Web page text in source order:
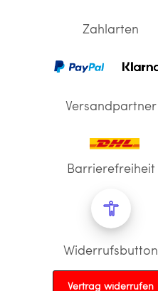
Zahlarten
Versandpartner
Barrierefreiheit
Widerrufsbutton
Vertrag widerrufen